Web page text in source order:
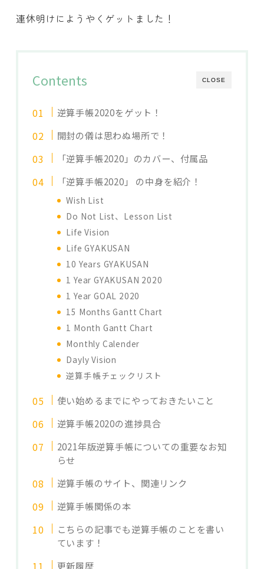
連休明けにようやくゲットました！
CLOSE
Contents
逆算手帳2020をゲット！
開封の儀は思わぬ場所で！
「逆算手帳2020」のカバー、付属品
「逆算手帳2020」 の中身を紹介！
Wish List
Do Not List、Lesson List
Life Vision
Life GYAKUSAN
10 Years GYAKUSAN
1 Year GYAKUSAN 2020
1 Year GOAL 2020
15 Months Gantt Chart
1 Month Gantt Chart
Monthly Calender
Dayly Vision
逆算手帳チェックリスト
使い始めるまでにやっておきたいこと
逆算手帳2020の進捗具合
2021年版逆算手帳についての重要なお知
らせ
逆算手帳のサイト、関連リンク
逆算手帳関係の本
こちらの記事でも逆算手帳のことを書い
ています！
更新履歴